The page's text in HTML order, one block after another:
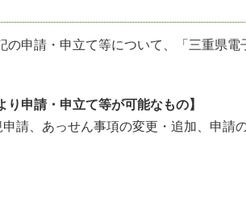
申請・申立て等について、「三重県電
り申請・申立て等が可能なもの】
請、あっせん事項の変更・追加、申請の